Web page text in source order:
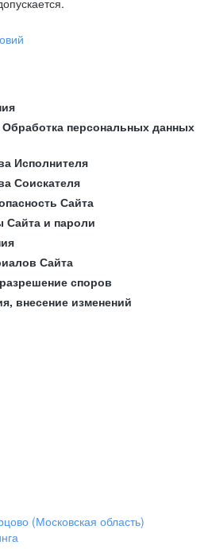
персональных данных
Исполнителя
Соискателя
Сайта
и пароли
Сайта
споров
внесение изменений
(Московская область)